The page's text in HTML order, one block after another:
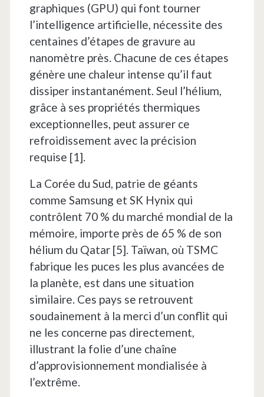
graphiques (GPU) qui font tourner
l’intelligence artificielle, nécessite des
centaines d’étapes de gravure au
nanomètre près. Chacune de ces étapes
génère une chaleur intense qu’il faut
dissiper instantanément. Seul l’hélium,
grâce à ses propriétés thermiques
exceptionnelles, peut assurer ce
refroidissement avec la précision
requise [1].
La Corée du Sud, patrie de géants
comme Samsung et SK Hynix qui
contrôlent 70 % du marché mondial de la
mémoire, importe près de 65 % de son
hélium du Qatar [5]. Taïwan, où TSMC
fabrique les puces les plus avancées de
la planète, est dans une situation
similaire. Ces pays se retrouvent
soudainement à la merci d’un conflit qui
ne les concerne pas directement,
illustrant la folie d’une chaîne
d’approvisionnement mondialisée à
l’extrême.